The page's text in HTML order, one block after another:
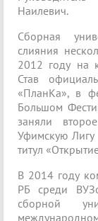
Наилевич.
Сборная
слияния
2012 году на
Став
«ПланКа», в
Большом
заняли
Уфимскую
титул
В 2014 году
РБ среди
сборной